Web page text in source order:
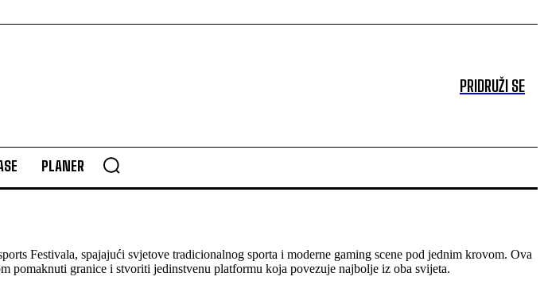
PRIDRUŽI SE
PLANER
Festivala, spajajući svjetove tradicionalnog sporta i moderne gaming scene pod jednim krovom. Ova
pomaknuti granice i stvoriti jedinstvenu platformu koja povezuje najbolje iz oba svijeta.